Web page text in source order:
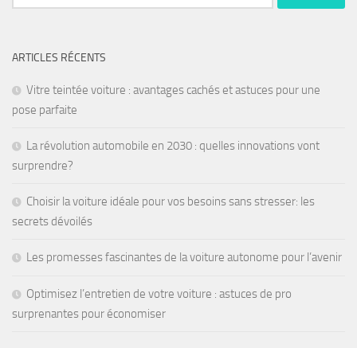
ARTICLES RÉCENTS
Vitre teintée voiture : avantages cachés et astuces pour une
pose parfaite
La révolution automobile en 2030 : quelles innovations vont
surprendre?
Choisir la voiture idéale pour vos besoins sans stresser: les
secrets dévoilés
Les promesses fascinantes de la voiture autonome pour l’avenir
Optimisez l’entretien de votre voiture : astuces de pro
surprenantes pour économiser